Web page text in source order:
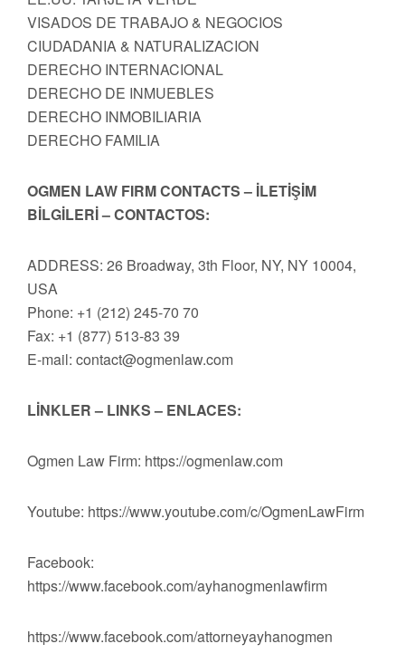
VISADOS DE TRABAJO & NEGOCIOS
CIUDADANIA & NATURALIZACION
DERECHO INTERNACIONAL
DERECHO DE INMUEBLES
DERECHO INMOBILIARIA
DERECHO FAMILIA
OGMEN LAW FIRM CONTACTS – İLETİŞİM
BİLGİLERİ – CONTACTOS:
ADDRESS: 26 Broadway, 3th Floor, NY, NY 10004,
USA
Phone: +1 (212) 245-70 70
Fax: +1 (877) 513-83 39
E-mail: contact@ogmenlaw.com
LİNKLER – LINKS – ENLACES:
Ogmen Law Firm: https://ogmenlaw.com
Youtube: https://www.youtube.com/c/OgmenLawFirm
Facebook:
https://www.facebook.com/ayhanogmenlawfirm
https://www.facebook.com/attorneyayhanogmen